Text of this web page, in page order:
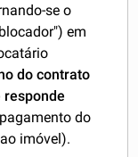
se o
em
do contrato
do
imóvel).